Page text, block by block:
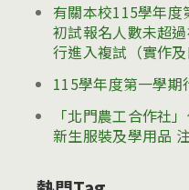
有關本校115學年
初試報名人數未超
行進入複試（實作及
115學年度第一學期
「北門農工合作社
新生服裝及學用品